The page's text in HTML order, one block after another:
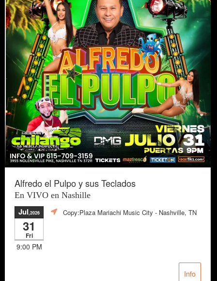
Alfredo el Pulpo y sus Teclados
En VIVO en Nashille
Jul,2026
31
Fri
9:00 PM
Copy:Plaza Mariachi Music City - Nashville, TN
Info